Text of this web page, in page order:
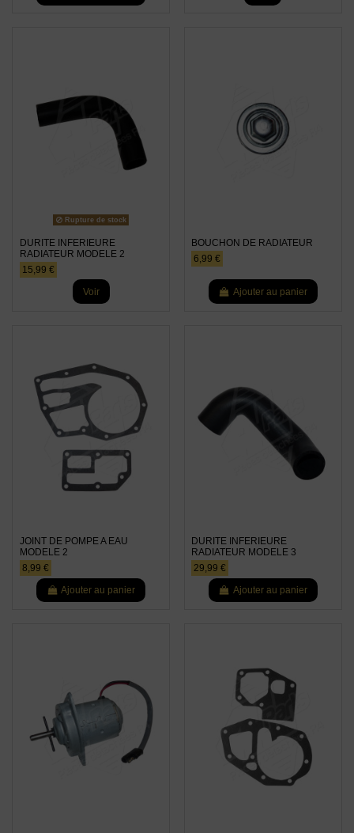
Rupture de stock
DURITE INFERIEURE
RADIATEUR MODELE 2
15,99 €
Voir
BOUCHON DE RADIATEUR
6,99 €
Ajouter au panier
JOINT DE POMPE A EAU
MODELE 2
8,99 €
Ajouter au panier
DURITE INFERIEURE
RADIATEUR MODELE 3
29,99 €
Ajouter au panier